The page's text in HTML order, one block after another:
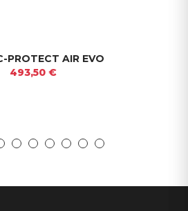
PROTECT AIR EVO
493,50 €